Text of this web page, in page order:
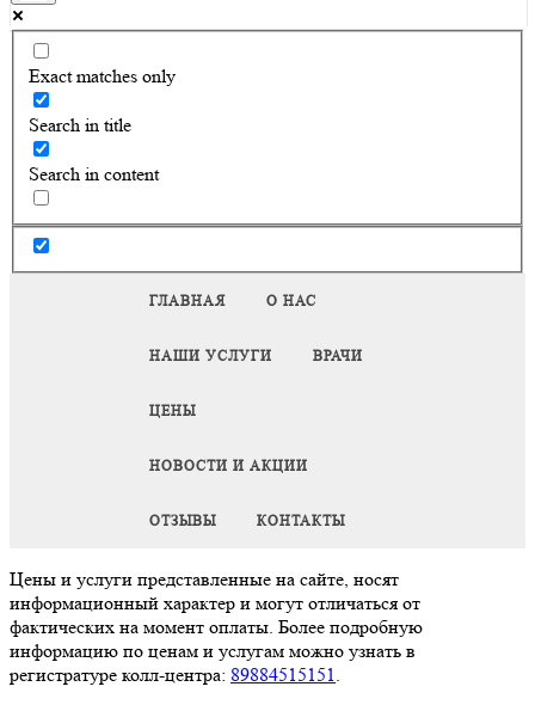
Exact matches only
Search in title
Search in content
ГЛАВНАЯ О НАС
НАШИ УСЛУГИ ВРАЧИ
ЦЕНЫ
НОВОСТИ И АКЦИИ
ОТЗЫВЫ КОНТАКТЫ
Цены и услуги представленные на сайте, носят
информационный характер и могут отличаться от
фактических на момент оплаты. Более подробную
информацию по ценам и услугам можно узнать в
регистратуре колл-центра: 89884515151.